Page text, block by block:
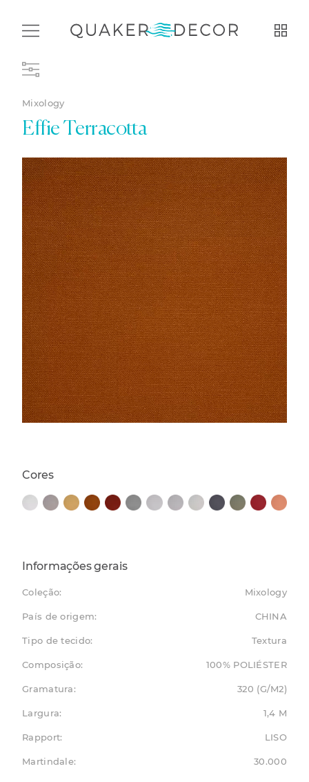
Mixology
Effie Terracotta
Cores
Informações gerais
Coleção: Mixology
País de origem: CHINA
Tipo de tecido: Textura
Composição: 100% POLIÉSTER
Gramatura: 320 (G/M2)
Largura: 1,4 M
Rapport: LISO
Martindale: 30.000